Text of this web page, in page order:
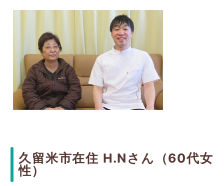
久留米市在住 H.Nさん（60代女
性）